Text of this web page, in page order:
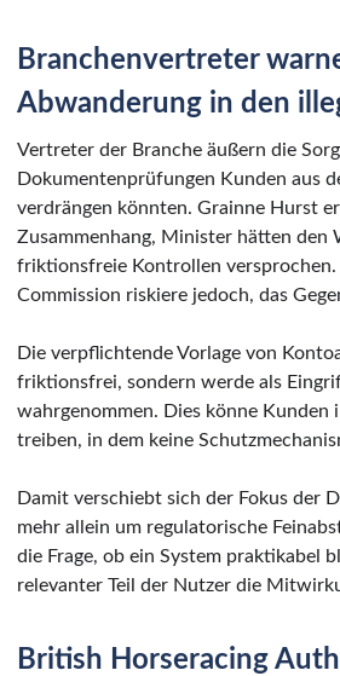
Branchenvertreter
Abwanderung in den
Vertreter der Branche äußern die
Dokumentenprüfungen Kunden aus
verdrängen könnten. Grainne Hurst
Zusammenhang, Minister hätten den
friktionsfreie Kontrollen versprochen.
Commission riskiere jedoch, das
Die verpflichtende Vorlage von
friktionsfrei, sondern werde als
wahrgenommen. Dies könne Kunden
treiben, in dem keine
Damit verschiebt sich der Fokus der
mehr allein um regulatorische
die Frage, ob ein System praktikabel
relevanter Teil der Nutzer die
British Horseracing